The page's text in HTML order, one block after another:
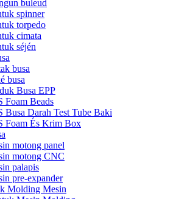
buleud
spinner
torpedo
cimata
séjén
busa
busa
Busa EPP
Foam Beads
Busa Darah Test Tube Baki
Foam És Krim Box
motong panel
motong CNC
palapis
pre-expander
Molding Mesin